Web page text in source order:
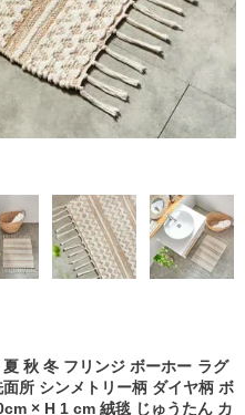
秋 冬 フリンジ ボーホー ラグ
所 シンメトリー柄 ダイヤ柄 ボ
× H 1 cm 絨毯 じゅうたん カ